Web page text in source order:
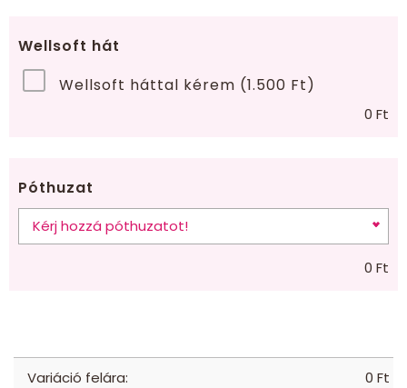
Wellsoft hát
Wellsoft háttal kérem (1.500 Ft)
0 Ft
Póthuzat
0 Ft
Variáció felára: 0 Ft